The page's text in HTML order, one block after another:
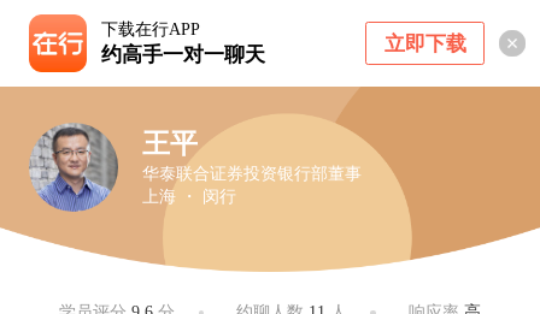
下载在行APP
约高手一对一聊天 立即下载
王平
华泰联合证券投资银行部董事
上海 ・ 闵行